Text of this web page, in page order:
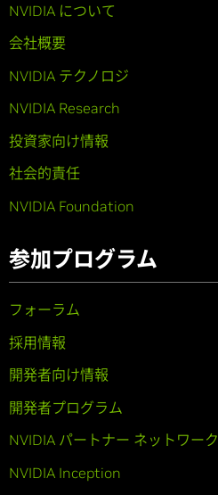
NVIDIA について
会社概要
NVIDIA テクノロジ
NVIDIA Research
投資家向け情報
社会的責任
NVIDIA Foundation
参加プログラム
フォーラム
採用情報
開発者向け情報
開発者プログラム
NVIDIA パートナー ネットワーク
NVIDIA Inception